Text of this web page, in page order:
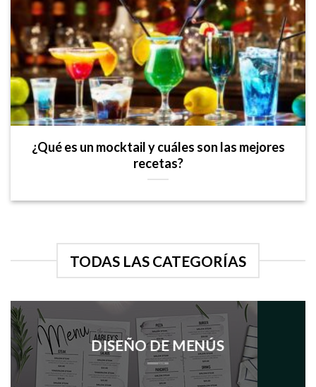
¿Qué es un mocktail y cuáles son las mejores
recetas?
TODAS LAS CATEGORÍAS
DISEÑO DE MENÚS